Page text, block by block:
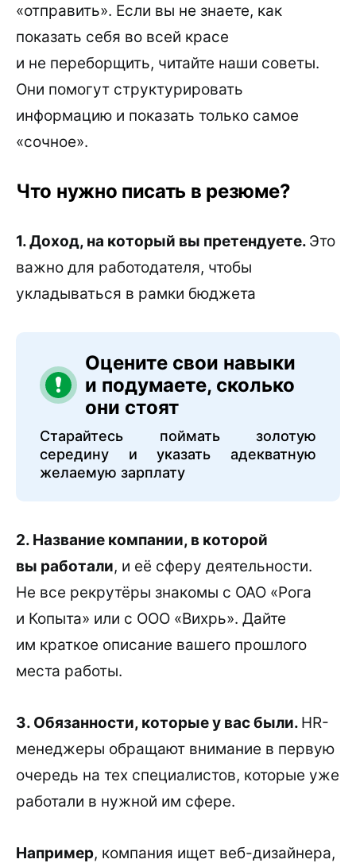
«отправить». Если вы не знаете, как
показать себя во всей красе
и не переборщить, читайте наши советы.
Они помогут структурировать
информацию и показать только самое
«сочное».
Что нужно писать в резюме?
1. Доход, на который вы претендуете. Это
важно для работодателя, чтобы
укладываться в рамки бюджета
Оцените свои навыки
и подумаете, сколько
они стоят
Старайтесь поймать золотую
середину и указать адекватную
желаемую зарплату
2. Название компании, в которой
вы работали, и её сферу деятельности.
Не все рекрутёры знакомы с ОАО «Рога
и Копыта» или с ООО «Вихрь». Дайте
им краткое описание вашего прошлого
места работы.
3. Обязанности, которые у вас были. HR-
менеджеры обращают внимание в первую
очередь на тех специалистов, которые уже
работали в нужной им сфере.
Например, компания ищет веб-дизайнера,